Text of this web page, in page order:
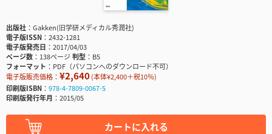
出版社
Gakken(旧学研メディカル秀潤社)
電子版ISSN
2432-1281
電子版発売日
2017/04/03
ページ数
138ページ判型
B5
フォーマット
PDF（パソコンへのダウンロード不可）
電子版販売価格： ¥2,640(本体¥2,400＋税10％)
印刷版ISBN
978-4-7809-0067-5
印刷版発行年月
2015/05
カートに入れる